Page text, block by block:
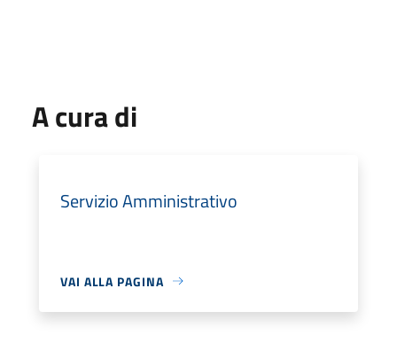
A cura di
Servizio Amministrativo
VAI ALLA PAGINA